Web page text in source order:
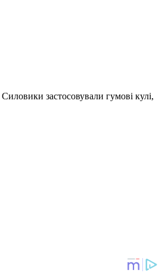
застосовували гумові кулі,